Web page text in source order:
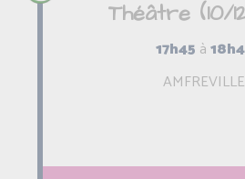
Théâtre (10/
17h45 à
AMFREVILLE